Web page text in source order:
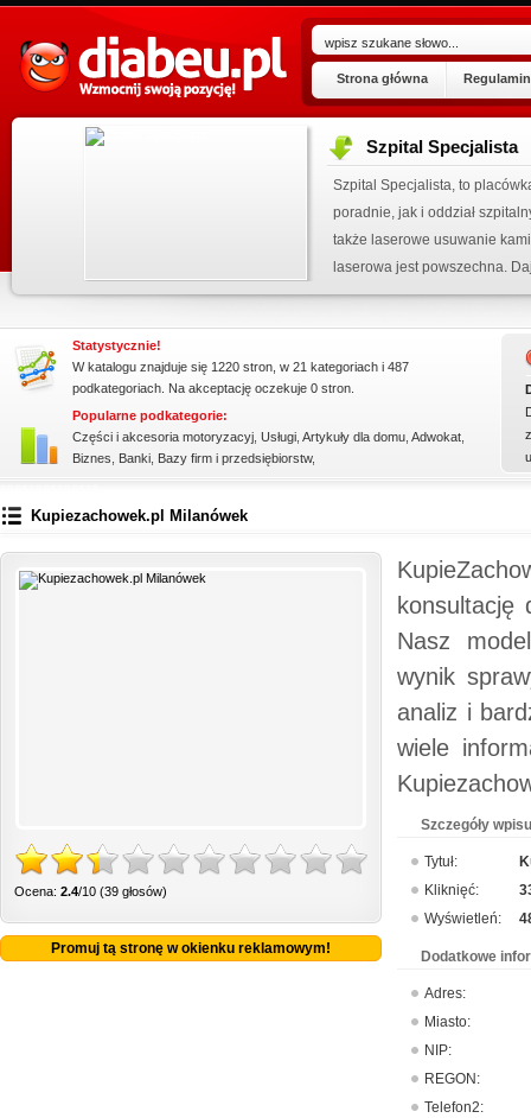
Strona główna
Szpital Specjalista
Szpital Specjalista, to
poradnie, jak i oddział
także laserowe usuwanie
laserowa jest powszechna.
Statystycznie!
W katalogu znajduje się 1220 stron, w 21 kategoriach i 487
podkategoriach. Na akceptację oczekuje 0 stron.
Popularne podkategorie:
Części i akcesoria motoryzacyj Usługi Artykuły dla domu Adwokat
Biznes
Banki Bazy firm i przedsiębiorstw,
Kupiezachowek.pl Milanówek
Ocena: 2.4/10 (39 głosów)
Promuj tą stronę w okienku reklamowym!
konsultację
Nasz
wynik
analiz i
wiele
Szczegóły
Tytuł:
Kliknięć:
Wyświetleń:
Dodatkowe
Adres:
Miasto:
NIP:
REGON:
Telefon2: